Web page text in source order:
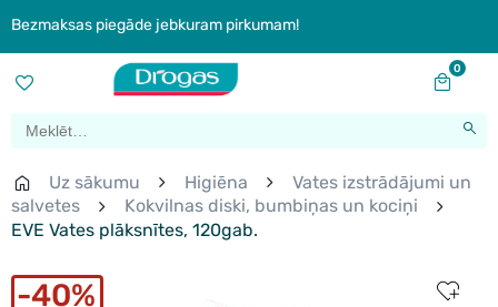
Bezmaksas piegāde jebkuram pirkumam!
0
Uz sākumu Higiēna
Vates izstrādājumi un
salvetes
Kokvilnas diski, bumbiņas un kociņi
EVE Vates plāksnītes, 120gab.
40%